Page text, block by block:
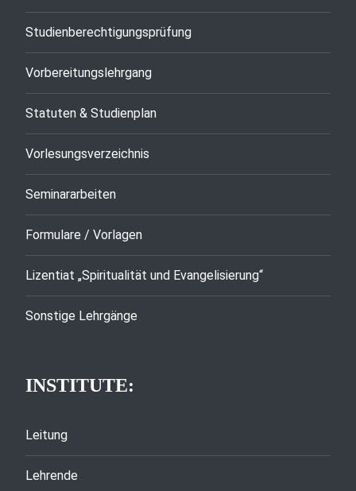
Studienberechtigungsprüfung
Vorbereitungslehrgang
Statuten & Studienplan
Vorlesungsverzeichnis
Seminararbeiten
Formulare / Vorlagen
Lizentiat „Spiritualität und Evangelisierung“
Sonstige Lehrgänge
INSTITUTE:
Leitung
Lehrende